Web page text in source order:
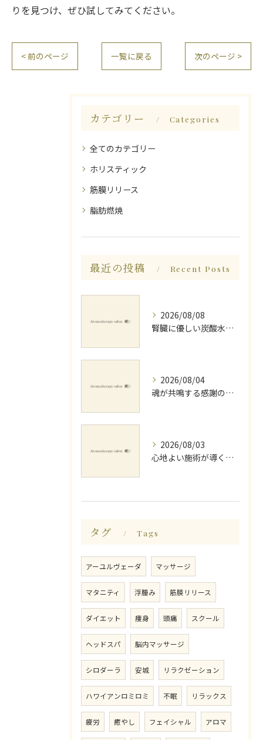
りを見つけ、ぜひ試してみてください。
< 前のページ 一覧に戻る 次のページ >
カテゴリー Categories
全てのカテゴリー
ホリスティック
筋膜リリース
脂肪燃焼
最近の投稿 Recent Posts
2026/08/08
腎臓に優しい炭酸水とミネラルでデトックス法
2026/08/04
魂が共鳴する感謝の心と天地創造
2026/08/03
心地よい施術が導く深いリラックス睡眠効果
タグ Tags
アーユルヴェーダ マッサージ
マタニティ 浮腫み 筋膜リリース
ダイエット 痩身 頭痛 スクール
ヘッドスパ 脳内マッサージ
シロダーラ 安城 リラクゼーション
ハワイアンロミロミ 不眠 リラックス
疲労 癒やし フェイシャル アロマ